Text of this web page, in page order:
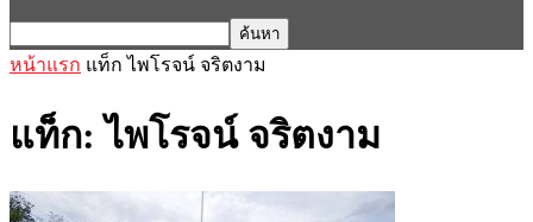
หน้าแรก แท็ก ไพโรจน์ จริตงาม
แท็ก: ไพโรจน์ จริตงาม